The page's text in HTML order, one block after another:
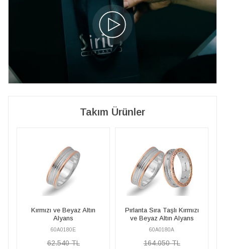
Takım Ürünler
Pırlanta Sıra Taşlı Kırmızı
ve Beyaz Altın Alyans
60A0180A
164.050 TL
Kırmızı ve Beyaz Altın
Alyans
60A0180E
62.540 TL